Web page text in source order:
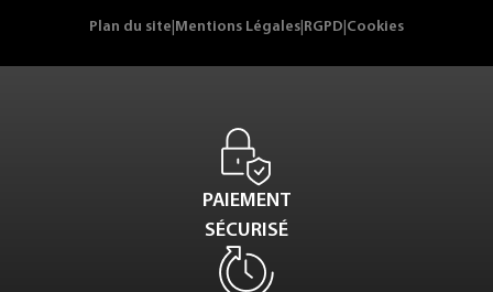
Plan du site Mentions Légales RGPD Cookies
PAIEMENT
SÉCURISÉ